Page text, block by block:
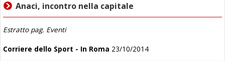
Anaci, incontro nella capitale
Estratto pag. Eventi
Corriere dello Sport - In Roma 23/10/2014